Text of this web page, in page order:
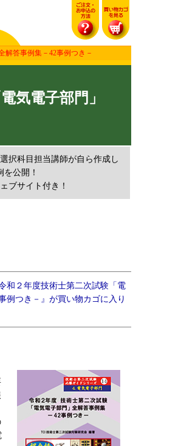
解答事例集－42事例つき－
気電子部門」
択科目担当講師が自ら作成し
公開！
ブサイト付き！
和２年度技術士第二次試験「電
例つき－』が買い物カゴに入り